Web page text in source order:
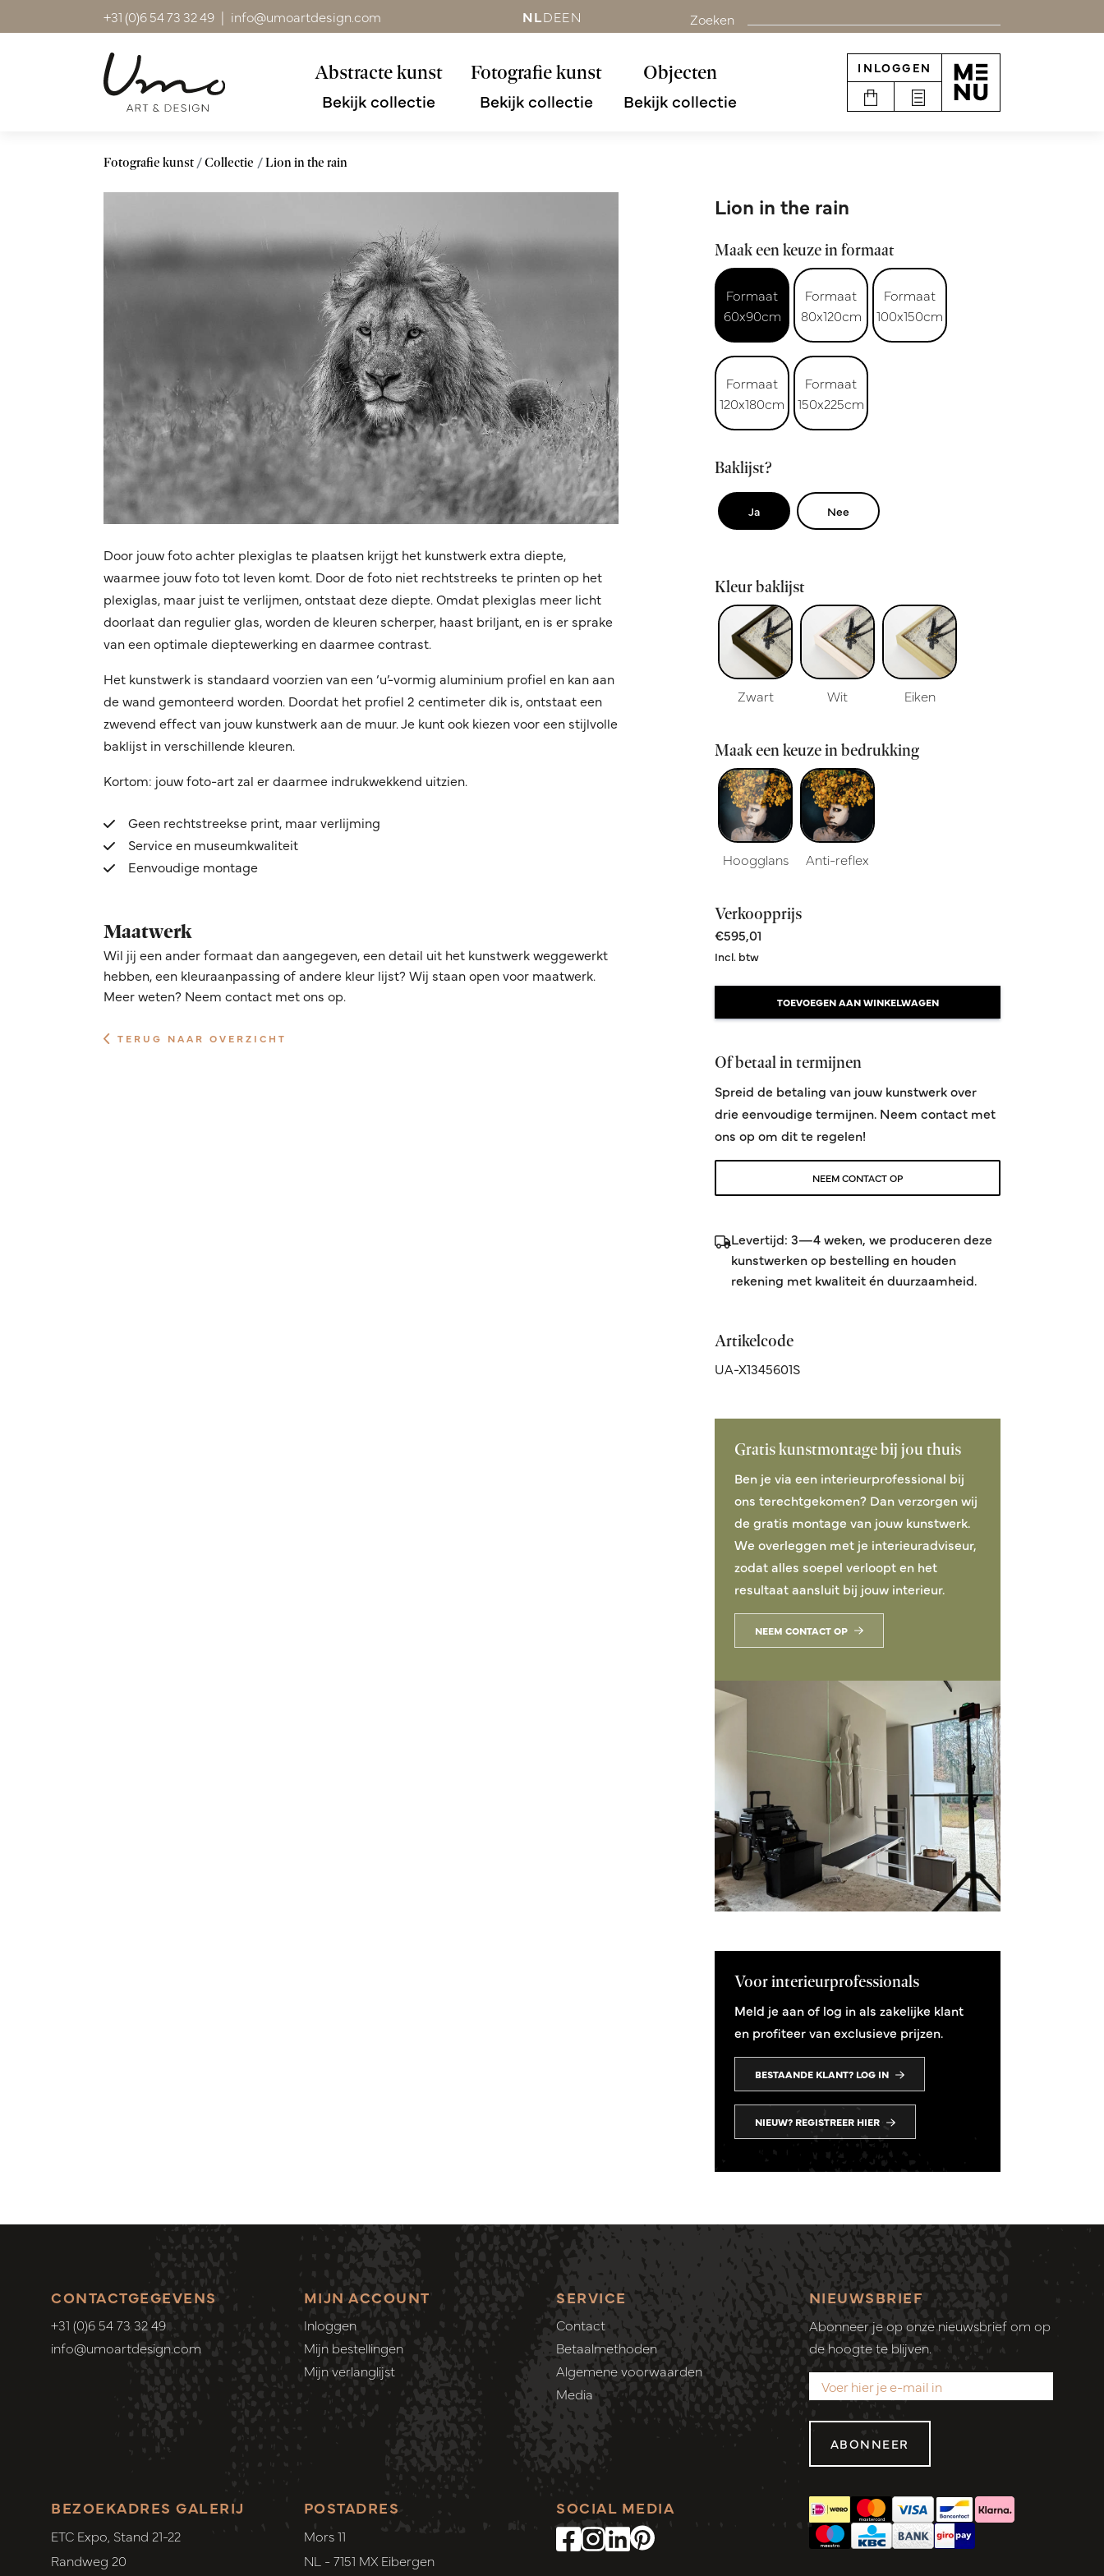
+31 (0)6 54 73 32 49 | info@umoartdesign.com NLDEEN Zoeken
Abstracte kunst
Bekijk collectie
Fotografie kunst
Bekijk collectie
Objecten
Bekijk collectie
INLOGGEN
Fotografie kunst Collectie Lion in the rain
Door jouw foto achter plexiglas te plaatsen krijgt het kunstwerk extra diepte,
waarmee jouw foto tot leven komt. Door de foto niet rechtstreeks te printen op het
plexiglas, maar juist te verlijmen, ontstaat deze diepte. Omdat plexiglas meer licht
doorlaat dan regulier glas, worden de kleuren scherper, haast briljant, en is er sprake
van een optimale dieptewerking en daarmee contrast.
Het kunstwerk is standaard voorzien van een ‘u’-vormig aluminium profiel en kan aan
de wand gemonteerd worden. Doordat het profiel 2 centimeter dik is, ontstaat een
zwevend effect van jouw kunstwerk aan de muur. Je kunt ook kiezen voor een stijlvolle
baklijst in verschillende kleuren.
Kortom: jouw foto-art zal er daarmee indrukwekkend uitzien.
Geen rechtstreekse print, maar verlijming
Service en museumkwaliteit
Eenvoudige montage
Maatwerk
Wil jij een ander formaat dan aangegeven, een detail uit het kunstwerk weggewerkt
hebben, een kleuraanpassing of andere kleur lijst? Wij staan open voor maatwerk.
Meer weten? Neem contact met ons op.
TERUG NAAR OVERZICHT
Lion in the rain
Maak een keuze in formaat
Formaat
60x90cm
Formaat
80x120cm
Formaat
100x150cm
Formaat
120x180cm
Formaat
150x225cm
Baklijst?
Ja Nee
Kleur baklijst
Zwart Wit Eiken
Maak een keuze in bedrukking
Hoogglans Anti-reflex
Verkoopprijs
€595,01
Incl. btw
TOEVOEGEN AAN WINKELWAGEN
Of betaal in termijnen
Spreid de betaling van jouw kunstwerk over
drie eenvoudige termijnen. Neem contact met
ons op om dit te regelen!
NEEM CONTACT OP
Levertijd: 3—4 weken, we produceren deze
kunstwerken op bestelling en houden
rekening met kwaliteit én duurzaamheid.
Artikelcode
UA-X1345601S
Gratis kunstmontage bij jou thuis
Ben je via een interieurprofessional bij
ons terechtgekomen? Dan verzorgen wij
de gratis montage van jouw kunstwerk.
We overleggen met je interieuradviseur,
zodat alles soepel verloopt en het
resultaat aansluit bij jouw interieur.
NEEM CONTACT OP
Voor interieurprofessionals
Meld je aan of log in als zakelijke klant
en profiteer van exclusieve prijzen.
BESTAANDE KLANT? LOG IN
NIEUW? REGISTREER HIER
CONTACTGEGEVENS
+31 (0)6 54 73 32 49
info@umoartdesign.com
MIJN ACCOUNT
Inloggen
Mijn bestellingen
Mijn verlanglijst
SERVICE
Contact
Betaalmethoden
Algemene voorwaarden
Media
SOCIAL MEDIA
POSTADRES
Mors 11
NL - 7151 MX Eibergen
BEZOEKADRES GALERIJ
ETC Expo, Stand 21-22
Randweg 20
NIEUWSBRIEF
Abonneer je op onze nieuwsbrief om op
de hoogte te blijven.
ABONNEER